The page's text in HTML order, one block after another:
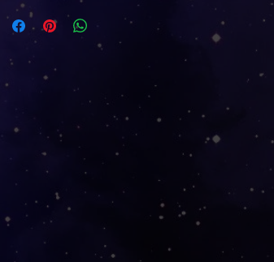
Alina Müller 22. Dez 2021
5 von 5 Sternen
Sehr schöner Notizblock mit toller Karte dazu 😊
ich bin mir sicher, der beschenkte wird sich sehr
freuen, lieben Dank!! Und sehr schneller
Janet Keßler 23. Feb 2022
5 von 5 Sternen
Vielen lieben Dank für meine liebevoll verpackte
Bestellung und den extra Sticker und die extra
Karte. Der Versand ging auch super fix, sehr
gerne wieder.